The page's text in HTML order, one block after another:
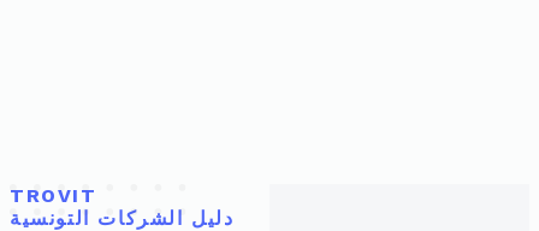
TROVIT
دليل الشركات التونسية